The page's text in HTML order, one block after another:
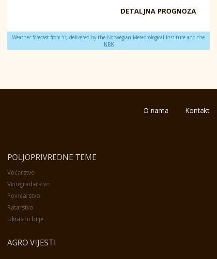
DETALJNA PROGNOZA
Weather forecast from Yr, delivered by the Norwegian Meteorological Institute and the
NRK
O nama Kontakt
POLJOPRIVREDNE TEME
Voćarstvo
Vinogradarstvo
Povrćarstvo
Ratarstvo
Ukrasno bilje
AGRO VIJESTI